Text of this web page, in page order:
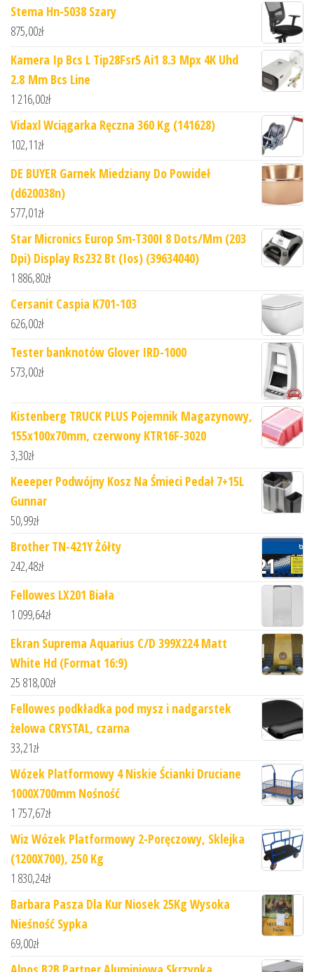
Stema Hn-5038 Szary
875,00zł
Kamera Ip Bcs L Tip28Fsr5 Ai1 8.3 Mpx 4K Uhd
2.8 Mm Bcs Line
1 216,00zł
Vidaxl Wciągarka Ręczna 360 Kg (141628)
102,11zł
DE BUYER Garnek Miedziany Do Powideł
(d620038n)
577,01zł
Star Micronics Europ Sm-T300I 8 Dots/Mm (203
Dpi) Display Rs232 Bt (Ios) (39634040)
1 886,80zł
Cersanit Caspia K701-103
626,00zł
Tester banknotów Glover IRD-1000
573,00zł
Kistenberg TRUCK PLUS Pojemnik Magazynowy,
155x100x70mm, czerwony KTR16F-3020
3,30zł
Keeeper Podwójny Kosz Na Śmieci Pedał 7+15L
Gunnar
50,99zł
Brother TN-421Y Żółty
242,48zł
Fellowes LX201 Biała
1 099,64zł
Ekran Suprema Aquarius C/D 399X224 Matt
White Hd (Format 16:9)
25 818,00zł
Fellowes podkładka pod mysz i nadgarstek
żelowa CRYSTAL, czarna
33,21zł
Wózek Platformowy 4 Niskie Ścianki Druciane
1000X700mm Nośność
1 757,67zł
Wiz Wózek Platformowy 2-Poręczowy, Sklejka
(1200X700), 250 Kg
1 830,24zł
Barbara Pasza Dla Kur Niosek 25Kg Wysoka
Nieśność Sypka
69,00zł